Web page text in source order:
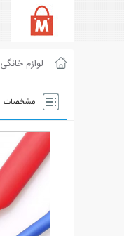
لوازم خانگی
مشخصات